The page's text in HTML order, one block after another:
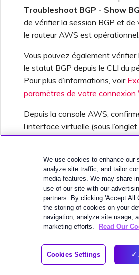
Troubleshoot BGP - Show
de vérifier la session BGP et de
le routeur AWS est opérationnel.
Vous pouvez également
le statut BGP depuis le CLI du
Pour plus d’informations, voir
paramètres de votre connexion
Depuis la console AWS,
l’interface virtuelle (sous
générale) estavailable. L’état
10 months ago
Cette page vous a-t-
We use cookies to enhance our
analyze site traffic, and tailor
media features. We may share
use of our site with our
partners. By clicking 'Accept All
the storing of cookies on your
navigation, analyze site usage,
marketing efforts.
Read Our
Cookies Settings